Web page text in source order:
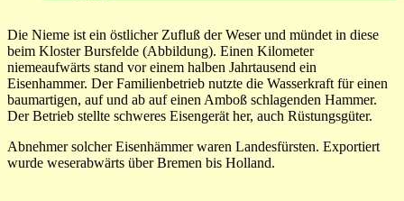
Die Nieme ist ein östlicher Zufluß der Weser und mündet in diese
beim Kloster Bursfelde (Abbildung). Einen Kilometer
niemeaufwärts stand vor einem halben Jahrtausend ein
Eisenhammer. Der Familienbetrieb nutzte die Wasserkraft für einen
baumartigen, auf und ab auf einen Amboß schlagenden Hammer.
Der Betrieb stellte schweres Eisengerät her, auch Rüstungsgüter.
Abnehmer solcher Eisenhämmer waren Landesfürsten. Exportiert
wurde weserabwärts über Bremen bis Holland.